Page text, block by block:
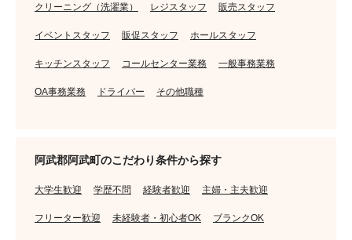
クリーニング（洗濯業） レジスタッフ 販売スタッフ
イベントスタッフ 販促スタッフ ホールスタッフ
キッチンスタッフ コールセンター業務 一般事務業務
OA事務業務 ドライバー その他職種
阿武郡阿武町のこだわり条件から探す
大学生歓迎 学歴不問 経験者歓迎 主婦・主夫歓迎
フリーター歓迎 未経験者・初心者OK ブランクOK